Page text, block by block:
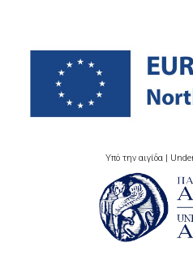
Υπό την αιγίδα |